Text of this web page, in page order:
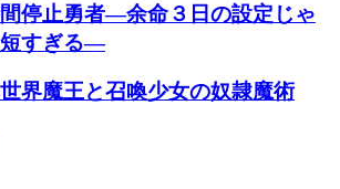
間停止勇者―余命３日の設定じゃ
すぎる―
世界魔王と召喚少女の奴隷魔術